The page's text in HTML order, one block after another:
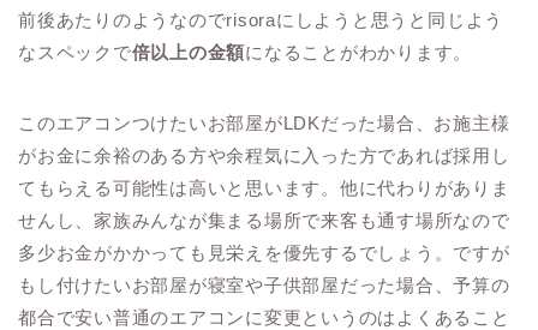
前後あたりのようなのでrisoraにしようと思うと同じよう
なスペックで倍以上の金額になることがわかります。
このエアコンつけたいお部屋がLDKだった場合、お施主様
がお金に余裕のある方や余程気に入った方であれば採用し
てもらえる可能性は高いと思います。他に代わりがありま
せんし、家族みんなが集まる場所で来客も通す場所なので
多少お金がかかっても見栄えを優先するでしょう。ですが
もし付けたいお部屋が寝室や子供部屋だった場合、予算の
都合で安い普通のエアコンに変更というのはよくあること